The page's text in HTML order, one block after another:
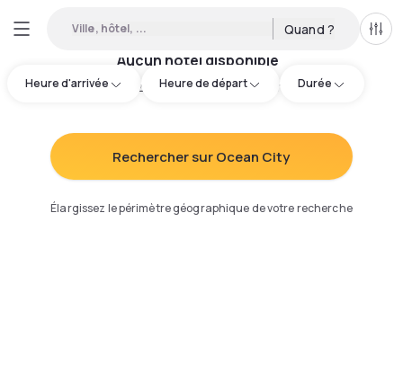
Ville, hôtel, ... Quand ?
Heure d'arrivée Heure de départ Durée
Aucun hôtel disponible
Essayez d'ajuster votre recherche:
Rechercher sur Ocean City
Élargissez le périmètre géographique de votre recherche